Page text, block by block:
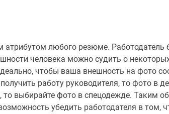
любого резюме. Работодатель
человека можно судить о
чтобы ваша внешность на фото
работу руководителя, то фото в
то выбирайте фото в спецодежде. Таким
убедить работодателя в том,